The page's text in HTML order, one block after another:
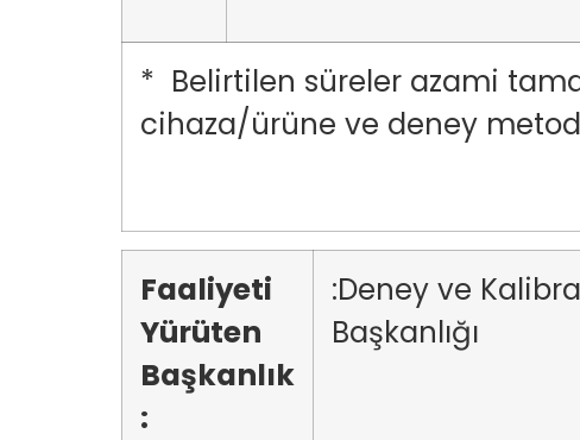
* Belirtilen süreler azami
cihaza/ürüne ve deney
Faaliyeti
Yürüten
Başkanlık
:
:Deney ve
Başkanlığı